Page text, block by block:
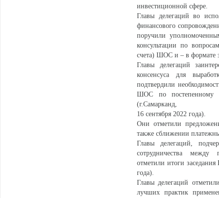
инвестиционной сфере.
Главы делегаций во
финансового
поручили
консультации по
счета) ШОС и – в формате
Главы делегаций
консенсуса для
подтвердили
ШОС по постепенному
(г.Самарканд,
16 сентября 2022 года).
Они отметили
также сближении
Главы делегаций,
сотрудничества между
отметили итоги
года).
Главы делегаций
лучших практик